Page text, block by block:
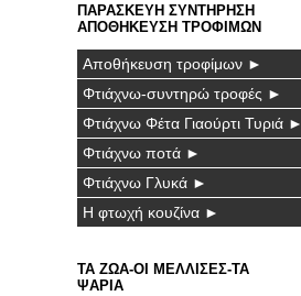
ΠΑΡΑΣΚΕΥΗ ΣΥΝΤΗΡΗΣΗ
ΑΠΟΘΗΚΕΥΣΗ ΤΡΟΦΙΜΩΝ
Αποθήκευση τροφίμων ►
Φτιάχνω-συντηρώ τροφές ►
Φτιάχνω Φέτα Γιαούρτι Τυριά ►
Φτιάχνω ποτά ►
Φτιάχνω Γλυκά ►
Η φτωχή κουζίνα ►
ΤΑ ΖΩΑ-ΟΙ ΜΕΛΛΙΣΕΣ-ΤΑ
ΨΑΡΙΑ